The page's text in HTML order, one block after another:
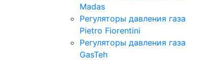
Madas
Регуляторы давления газа
Рietro Fiorentini
Регуляторы давления газа
GasTeh